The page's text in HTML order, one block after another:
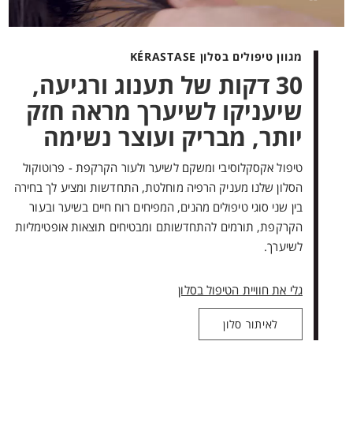
מגוון טיפולים בסלון KÉRASTASE
30 דקות של תענוג ורגיעה,
שיעניקו לשיערך מראה חזק
יותר, מבריק ועוצר נשימה
טיפול אקסקלוסיבי ומשקם לשיער ולעור הקרקפת - פרוטוקול
הסלון שלנו מעניק הרפיה מוחלטת, התחדשות ומציע לך בחירה
בין שני סוגי טיפולים מהנים, המפיחים רוח חיים בשיער ובעור
הקרקפת, תורמים להתחדשותם ומבטיחים תוצאות אופטימליות
לשיערך.
גלי את חוויית הטיפול בסלון
לאיתור סלון